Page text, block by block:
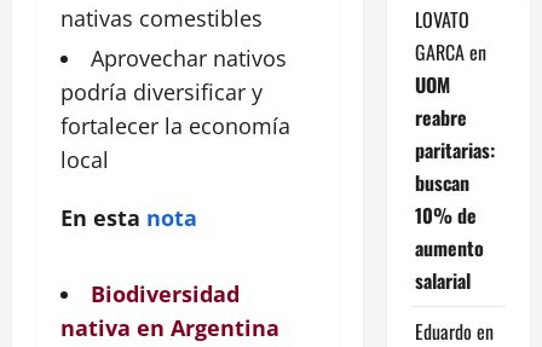
nativas comestibles
Aprovechar nativos
podría diversificar y
fortalecer la economía
local
En esta nota
Biodiversidad
nativa en Argentina
LOVATO
GARCAen
UOM
reabre
paritarias:
buscan
10% de
aumento
salarial
Eduardo en